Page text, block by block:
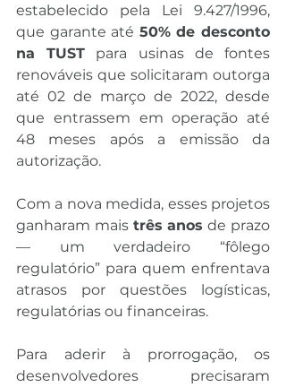
estabelecido pela Lei 9.427/1996,
que garante até 50% de desconto
na TUST para usinas de fontes
renováveis que solicitaram outorga
até 02 de março de 2022, desde
que entrassem em operação até
48 meses após a emissão da
autorização.
Com a nova medida, esses projetos
ganharam mais três anos de prazo
— um verdadeiro “fôlego
regulatório” para quem enfrentava
atrasos por questões logísticas,
regulatórias ou financeiras.
Para aderir à prorrogação, os
desenvolvedores precisaram